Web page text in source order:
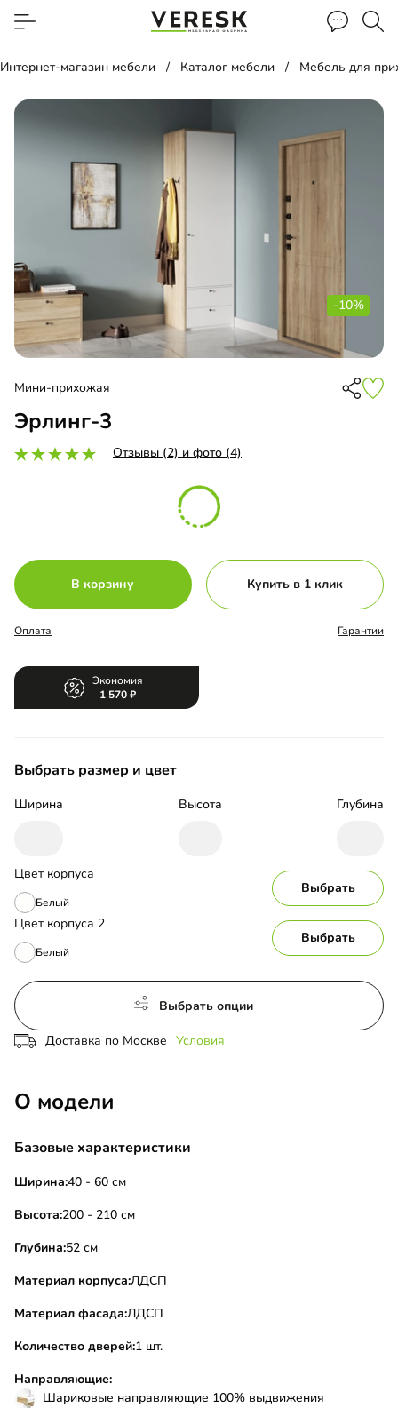
Интернет-магазин мебели Каталог мебели Мебель для
-10%
Мини-прихожая
Эрлинг-3
Отзывы (2) и фото (4)
В корзину Купить в 1 клик
Оплата Гарантии
Экономия
1 570
Выбрать размер и цвет
Ширина Высота Глубина
Цвет корпуса
Белый
Выбрать
Цвет корпуса 2
Белый
Выбрать
Выбрать опции
Доставка по Москве Условия
О модели
Базовые характеристики
Ширина:40 - 60 см
Высота:200 - 210 см
Глубина:52 см
Материал корпуса:ЛДСП
Материал фасада:ЛДСП
Количество дверей:1 шт.
Направляющие:
Шариковые направляющие 100% выдвижения